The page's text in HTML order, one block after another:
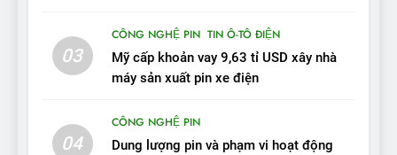
Người dùng nhận xét về
VinFast VF7: Độ hoàn thiện
đồng
12
03
CÔNG NGHỆ PIN TIN Ô-TÔ ĐIỆN
Mỹ cấp khoản vay 9,63 tỉ USD xây nhà
máy sản xuất pin xe điện
04
CÔNG NGHỆ PIN
Dung lượng pin và phạm vi hoạt động